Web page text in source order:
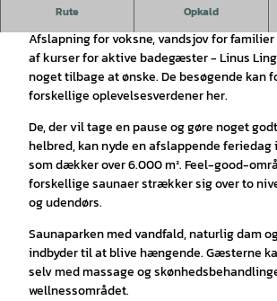
Rute Opkald
Linus Lingen - din time-out starter her!
Afslapning for voksne, vandsjov for
af kurser for aktive badegæster - Linus
noget tilbage at ønske. De besøgende kan
forskellige oplevelsesverdener her.
De, der vil tage en pause og gøre noget
helbred, kan nyde en afslappende feriedag
som dækker over 6.000 m². Feel-good-
forskellige saunaer strækker sig over to
og udendørs.
Saunaparken med vandfald, naturlig dam
indbyder til at blive hængende. Gæsterne
selv med massage og
wellnessområdet.